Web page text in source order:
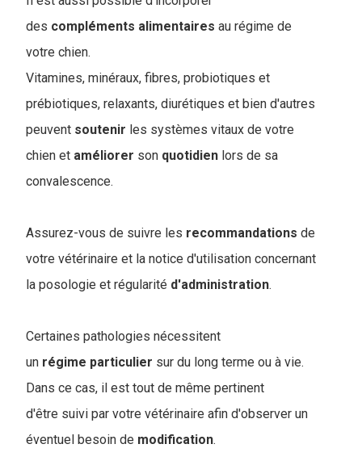
des compléments alimentaires au régime de
votre chien.
Vitamines, minéraux, fibres, probiotiques et
prébiotiques, relaxants, diurétiques et bien d'autres
peuvent soutenir les systèmes vitaux de votre
chien et améliorer son quotidien lors de sa
convalescence.
Assurez-vous de suivre les recommandations de
votre vétérinaire et la notice d'utilisation concernant
la posologie et régularité d'administration.
Certaines pathologies nécessitent
un régime particulier sur du long terme ou à vie.
Dans ce cas, il est tout de même pertinent
d'être suivi par votre vétérinaire afin d'observer un
éventuel besoin de modification.